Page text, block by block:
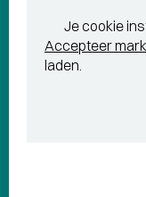
Je cookie
Accepteer
laden.